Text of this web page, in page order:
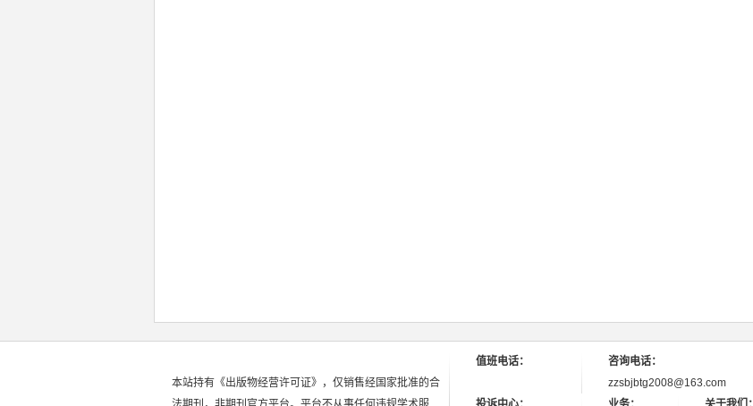
本站持有《出版物经营许可证》，仅销售经国家批准的合
值班电话：
咨询电话：
zzsbjbtg2008@163.com